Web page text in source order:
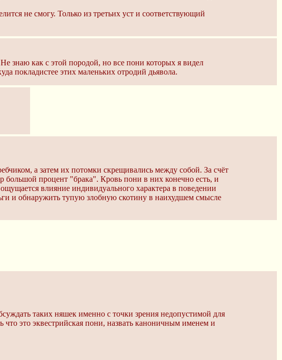
не смогу. Только из третьих уст и соответствующий
знаю как с этой породой, но все пони которых я видел
покладистее этих маленьких отродий дьявола.
а затем их потомки скрещивались между собой. За счёт
большой процент "брака". Кровь пони в них конечно есть, и
влияние индивидуального характера в поведении
и обнаружить тупую злобную скотину в наихудшем смысле
таких няшек именно с точки зрения недопустимой для
что это эквестрийская пони, назвать каноничным именем и